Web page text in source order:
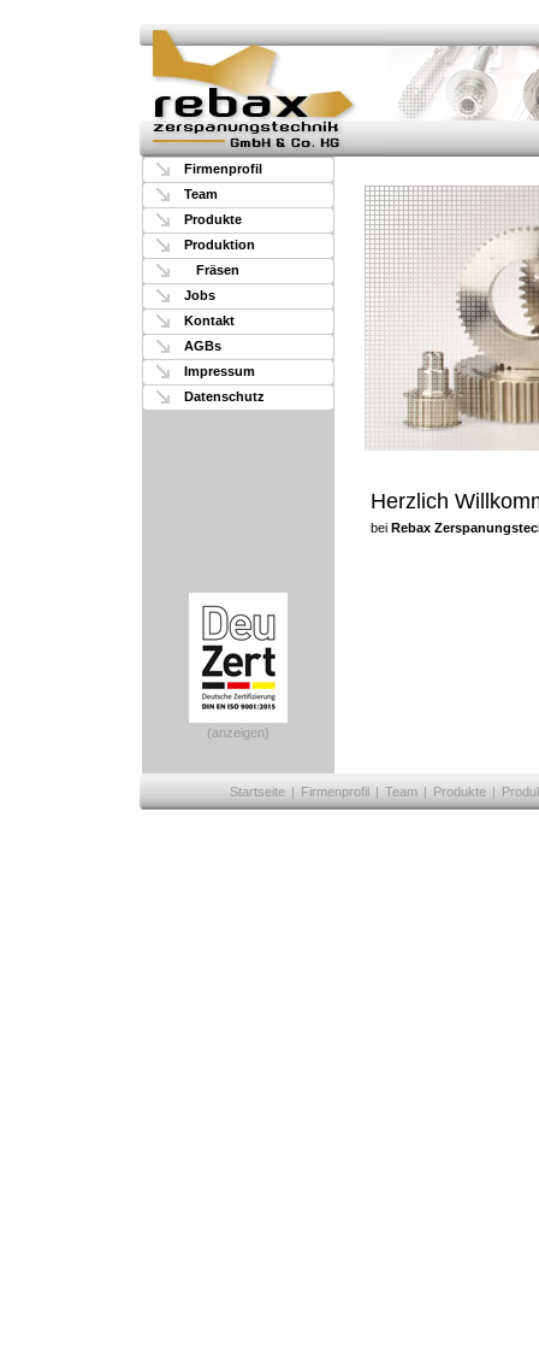
Firmenprofil
Team
Produkte
Produktion
Fräsen
Jobs
Kontakt
AGBs
Impressum
Datenschutz
Herzlich
bei Rebax
(anzeigen)
Startseite | Firmenprofil | Team | Produkte |